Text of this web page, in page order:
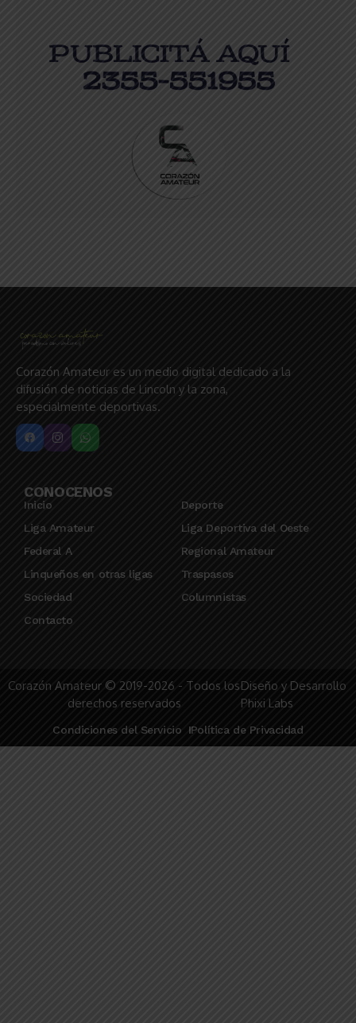
Corazón Amateur es un medio digital dedicado a la
difusión de noticias de Lincoln y la zona,
especialmente deportivas.
CONOCENOS
Inicio
Deporte
Liga Amateur
Liga Deportiva del Oeste
Federal A
Regional Amateur
Linqueños en otras ligas
Traspasos
Sociedad
Columnistas
Contacto
Corazón Amateur © 2019-2026 - Todos los
derechos reservados
Diseño y Desarrollo
Phixi Labs
Condiciones del Servicio Política de Privacidad